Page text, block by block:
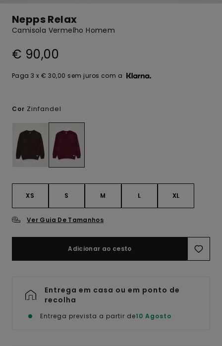
Nepps Relax
Camisola Vermelho Homem
€ 90,00
Paga 3 x € 30,00 sem juros com a
Cor Zinfandel
XS S M L XL
Ver Guia De Tamanhos
Adicionar ao cesto
Entrega em casa ou em ponto de
recolha
Entrega prevista a partir de10 Agosto